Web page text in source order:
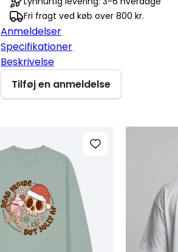
Fri fragt ved køb over 800 kr.
Anmeldelser
Specifikationer
Beskrivelse
Tilføj en anmeldelse